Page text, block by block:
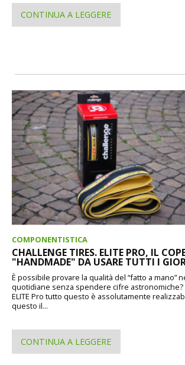
CONTINUA A LEGGERE
COMPONENTISTICA
CHALLENGE TIRES. ELITE PRO, IL
"HANDMADE" DA USARE TUTTI I
È possibile provare la qualità del “fatto a mano”
quotidiane senza spendere cifre astronomiche?
ELITE Pro tutto questo è assolutamente
questo il...
CONTINUA A LEGGERE